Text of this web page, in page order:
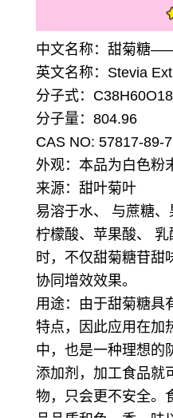
中文名称：甜菊糖
英文名称：Stevia
分子式：C38H60O18
分子量：804.96
CAS NO: 57817-89-7
外观：本品为白色粉
来源：甜叶菊叶
易溶于水、 与蔗糖、
柠檬酸、苹果酸、
时，不仅甜菊糖苷甜
协同增效效果。
用途： 由于甜菊糖具
特点，因此应用在加
中，也是一种理想的
添加剂，加工食品就
物，只会更不安全。